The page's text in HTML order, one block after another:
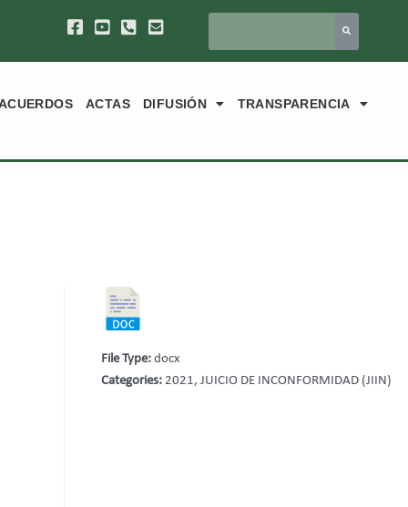
ACTAS DIFUSIÓN TRANSPARENCIA
File Type: docx
Categories: 2021, JUICIO DE INCONFORMIDAD (JIIN)